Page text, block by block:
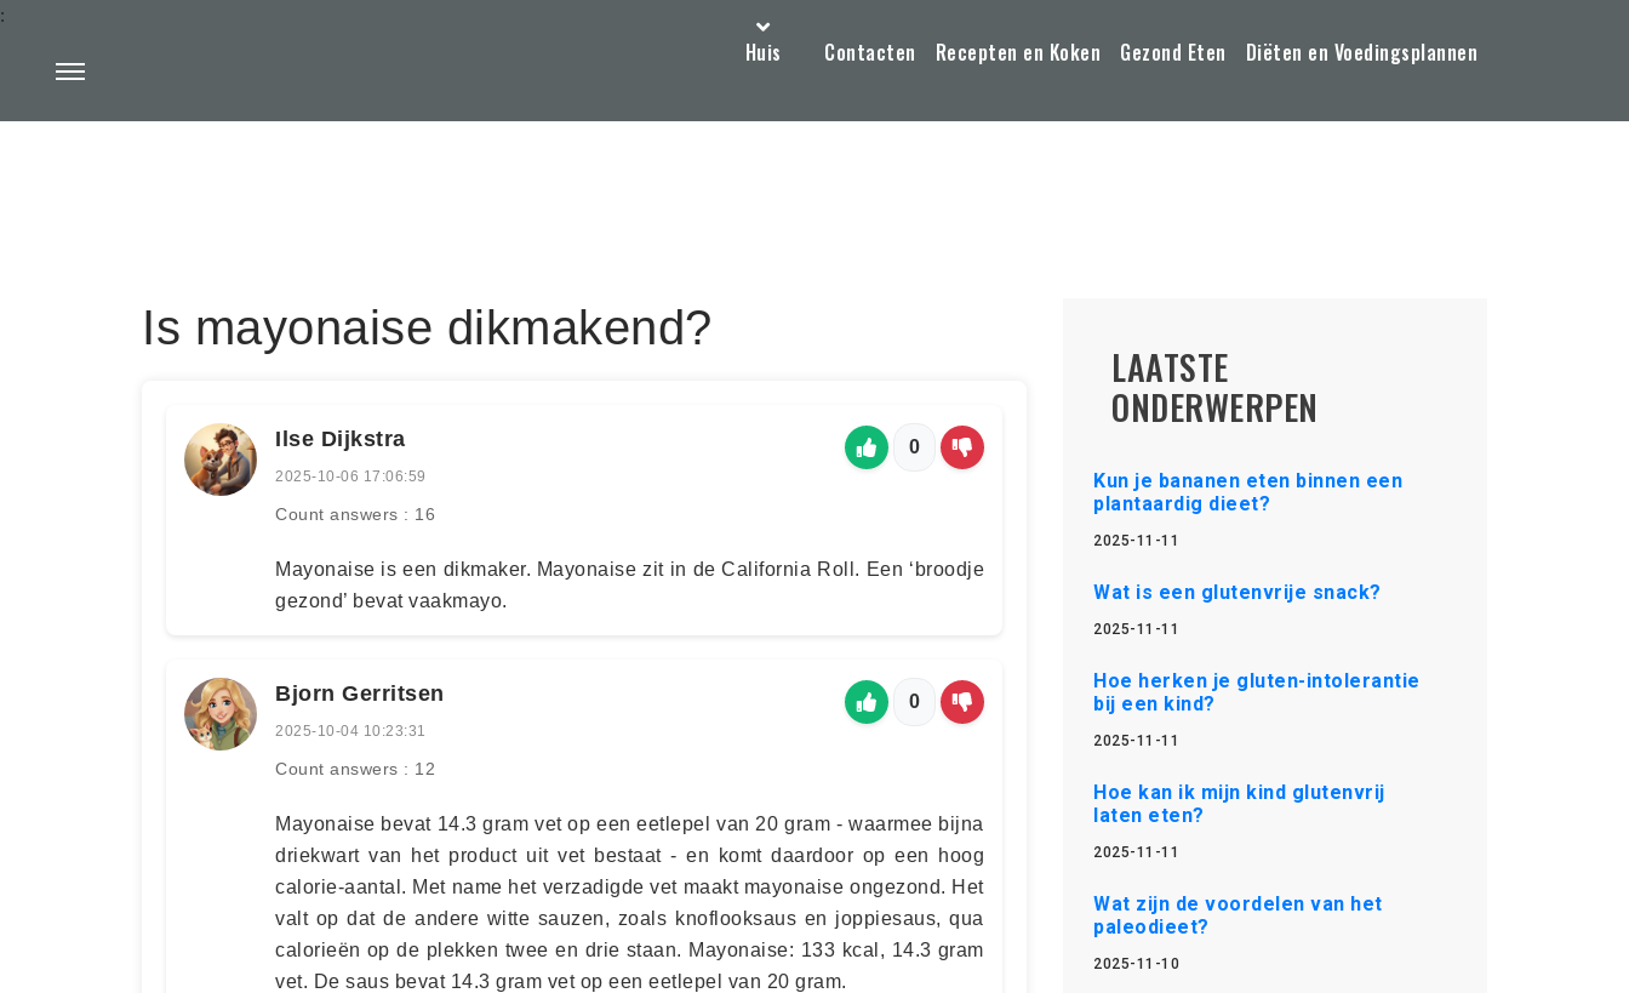
Huis Contacten Recepten en Koken Gezond Eten Diëten en Voedingsplannen
:
Is mayonaise dikmakend?
Ilse Dijkstra
2025-10-06 17:06:59
Count answers : 16
0
Mayonaise is een dikmaker. Mayonaise zit in de California Roll. Een ‘broodje
gezond’ bevat vaakmayo.
Bjorn Gerritsen
2025-10-04 10:23:31
Count answers : 12
0
Mayonaise bevat 14.3 gram vet op een eetlepel van 20 gram - waarmee bijna
driekwart van het product uit vet bestaat - en komt daardoor op een hoog
calorie-aantal. Met name het verzadigde vet maakt mayonaise ongezond. Het
valt op dat de andere witte sauzen, zoals knoflooksaus en joppiesaus, qua
calorieën op de plekken twee en drie staan. Mayonaise: 133 kcal, 14.3 gram
vet. De saus bevat 14.3 gram vet op een eetlepel van 20 gram.
LAATSTE
ONDERWERPEN
Kun je bananen eten binnen een
plantaardig dieet?
2025-11-11
Wat is een glutenvrije snack?
2025-11-11
Hoe herken je gluten-intolerantie
bij een kind?
2025-11-11
Hoe kan ik mijn kind glutenvrij
laten eten?
2025-11-11
Wat zijn de voordelen van het
paleodieet?
2025-11-10